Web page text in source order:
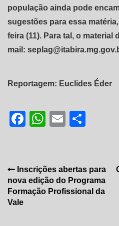
população ainda pode
sugestões para essa
feira (11). Para tal, o material
mail:
Reportagem: Euclides Éder
Facebook
WhatsApp
Email
Navegação
de
Post
Inscrições abertas para
nova edição do Programa
Formação Profissional da
Vale